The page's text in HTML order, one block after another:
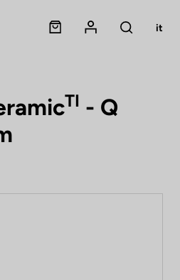
Panier
Mon compte
Rechercher
it
TI - Q